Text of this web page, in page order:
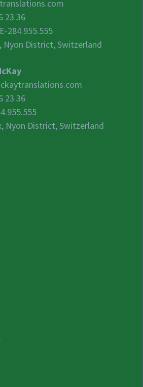
23 36
284.955.555
Nyon District, Switzerland
23 36
Nyon District, Switzerland